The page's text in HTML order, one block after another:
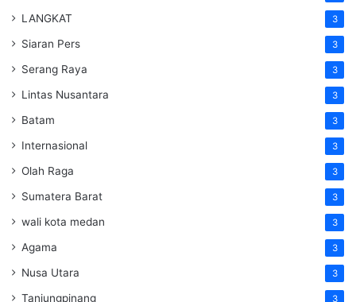
LANGKAT 3
Siaran Pers 3
Serang Raya 3
Lintas Nusantara 3
Batam 3
Internasional 3
Olah Raga 3
Sumatera Barat 3
wali kota medan 3
Agama 3
Nusa Utara 3
Tanjungpinang 3